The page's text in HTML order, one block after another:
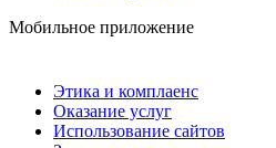
Мобильное приложение
Этика и комплаенс
Оказание услуг
Использование сайтов